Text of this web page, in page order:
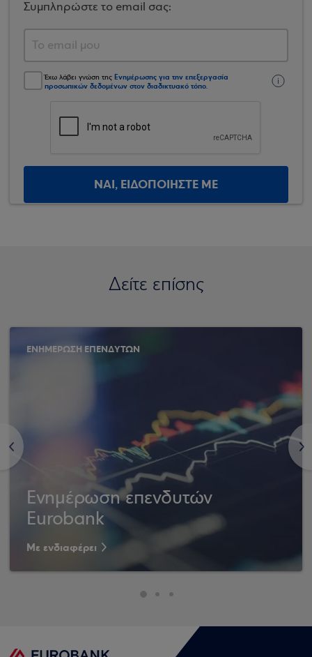
Συμπληρώστε το email σας:
Έχω λάβει γνώση της Ενημέρωσης για την επεξεργασία
προσωπικών δεδομένων στον διαδικτυακό τόπο.
ΝΑΙ, ΕΙΔΟΠΟΙΗΣΤΕ ΜΕ
Δείτε επίσης
<
ΕΝΗΜΕΡΩΣΗ ΕΠΕΝΔΥΤΩΝ
Ενημέρωση επενδυτών
Eurobank
Με ενδιαφέρει
>